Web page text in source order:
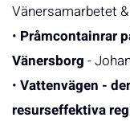
Vänersamarbetet
• Pråmcontainrar
Vänersborg -
• Vattenvägen -
resurseffektiva